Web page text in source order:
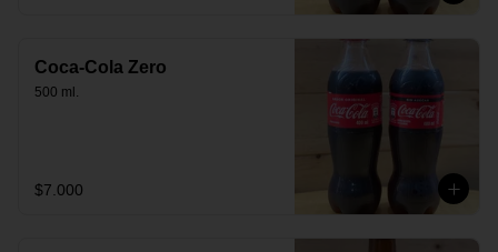
Coca-Cola Zero
500 ml.
$7.000